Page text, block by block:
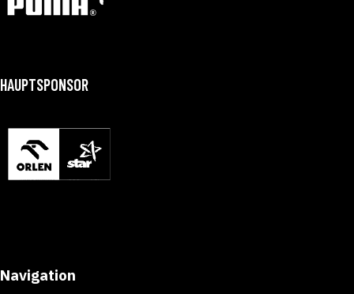
HAUPTSPONSOR
Navigation